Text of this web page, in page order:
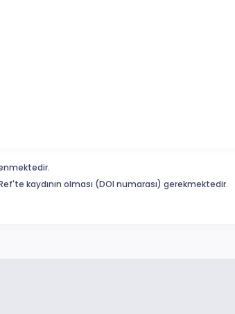
kaydının olması (DOI numarası) gerekmektedir.